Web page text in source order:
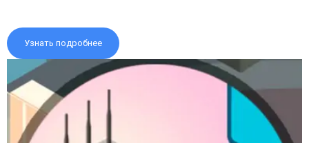
Узнать подробнее